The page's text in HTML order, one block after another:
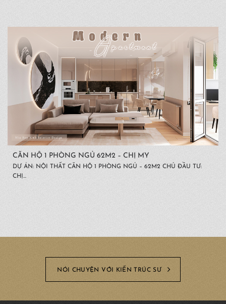
CĂN HỘ 1 PHÒNG NGỦ 62M2 – CHỊ MY
DỰ ÁN: NỘI THẤT CĂN HỘ 1 PHÒNG NGỦ – 62M2 CHỦ ĐẦU TƯ:
CHỊ...
NÓI CHUYỆN VỚI KIẾN TRÚC SƯ